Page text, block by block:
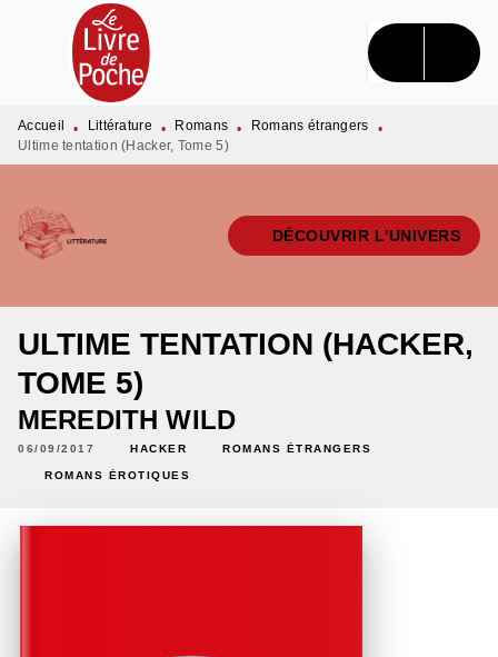
MENU RECHERCHE CONTENU
PIED DE PAGE
Accueil • Littérature • Romans • Romans étrangers
•
Ultime tentation (Hacker, Tome 5)
DÉCOUVRIR L'UNIVERS
ULTIME TENTATION (HACKER,
TOME 5)
MEREDITH WILD
06/09/2017 HACKER ROMANS ÉTRANGERS
ROMANS ÉROTIQUES